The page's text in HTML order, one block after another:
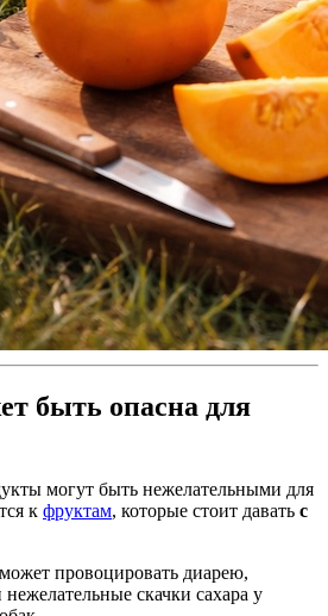
быть опасна для
могут быть нежелательными для
к фруктам, которые стоит давать с
провоцировать диарею,
нежелательные скачки сахара у